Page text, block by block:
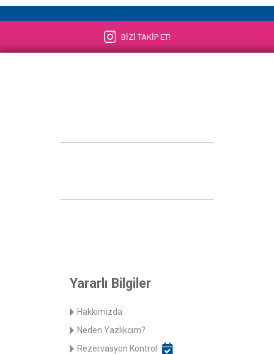
BİZİ TAKİP ET!
Yararlı Bilgiler
Hakkımızda
Neden Yazlıkcım?
Rezervasyon Kontrol